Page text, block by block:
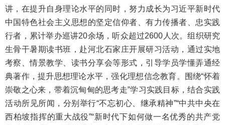
讲，在提升自身理论水平的同时，努力成长为习近平新时代
中国特色社会主义思想的坚定信仰者、有力传播者、忠实践
行者，累计举办巡讲20余场，听众超过2600人次。组织研究
生骨干暑期读书班，赴河北石家庄开展研习活动，通过实地
考察、情景教学、读书分享会等形式，引导学员学懂弄通经
典著作，提升思想理论水平，强化理想信念教育。围绕“怀着
崇敬之心来，带着沉甸甸的思考走”学习实践目标，结合实践
活动所见所闻，分别举行“不忘初心、继承精神”“中共中央在
西柏坡指挥的重大战役”“新时代下如何做一名优秀的共产党